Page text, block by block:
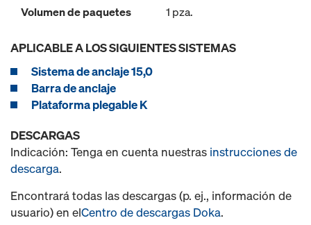
Volumen de paquetes 1 pza.
APLICABLE A LOS SIGUIENTES SISTEMAS
Sistema de anclaje 15,0
Barra de anclaje
Plataforma plegable K
DESCARGAS
Indicación: Tenga en cuenta nuestras instrucciones de
descarga.
Encontrará todas las descargas (p. ej., información de
usuario) en elCentro de descargas Doka.